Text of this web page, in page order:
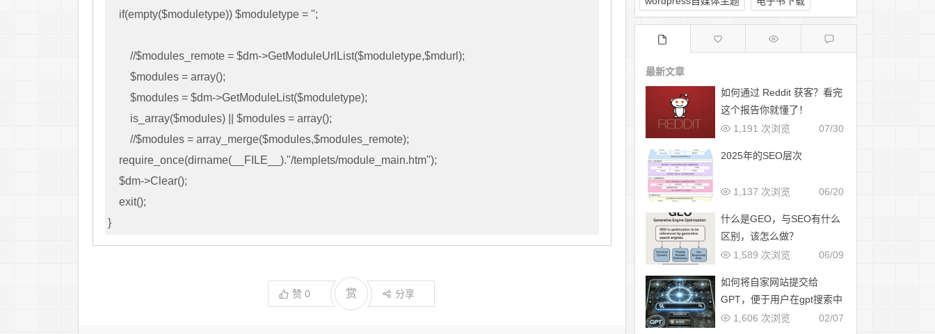
}
赞 0 赏 分享
最新文章
如何通过 Reddit 获客？看完
这个报告你就懂了！
07/30
1,191 次浏览
2025年的SEO层次
06/20
1,137 次浏览
什么是GEO，与SEO有什么
区别，该怎么做？
06/09
1,589 次浏览
如何将自家网站提交给
GPT，便于用户在gpt搜索中
展示
02/07
1,606 次浏览